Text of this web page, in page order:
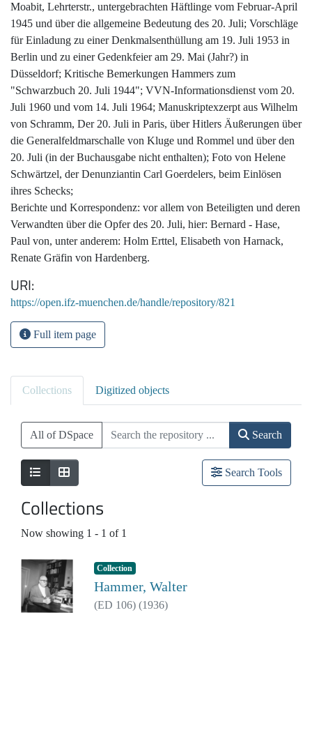
Moabit, Lehrterstr., untergebrachten Häftlinge vom Februar-April
1945 und über die allgemeine Bedeutung des 20. Juli; Vorschläge
für Einladung zu einer Denkmalsenthüllung am 19. Juli 1953 in
Berlin und zu einer Gedenkfeier am 29. Mai (Jahr?) in
Düsseldorf; Kritische Bemerkungen Hammers zum
"Schwarzbuch 20. Juli 1944"; VVN-Informationsdienst vom 20.
Juli 1960 und vom 14. Juli 1964; Manuskriptexzerpt aus Wilhelm
von Schramm, Der 20. Juli in Paris, über Hitlers Äußerungen über
die Generalfeldmarschalle von Kluge und Rommel und über den
20. Juli (in der Buchausgabe nicht enthalten); Foto von Helene
Schwärtzel, der Denunziantin Carl Goerdelers, beim Einlösen
ihres Schecks;
Berichte und Korrespondenz: vor allem von Beteiligten und deren
Verwandten über die Opfer des 20. Juli, hier: Bernard - Hase,
Paul von, unter anderem: Holm Erttel, Elisabeth von Harnack,
Renate Gräfin von Hardenberg.
URI
https://open.ifz-muenchen.de/handle/repository/821
Full item page
Collections Digitized objects
All of DSpace Search
Search Tools
Collections
Now showing 1 - 1 of 1
Collection
Hammer, Walter
(ED 106) (1936)